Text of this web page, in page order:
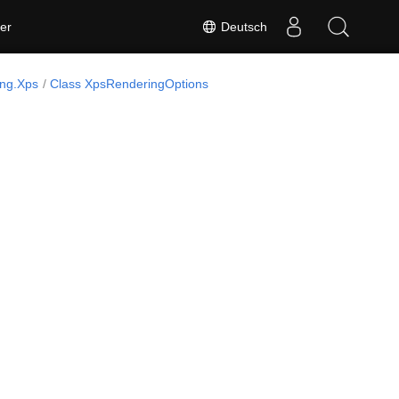
Deutsch
Class XpsRenderingOptions